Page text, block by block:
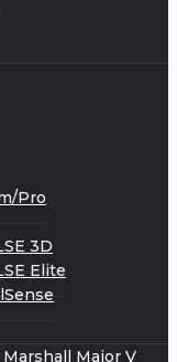
Pro
3D
Elite
Major V